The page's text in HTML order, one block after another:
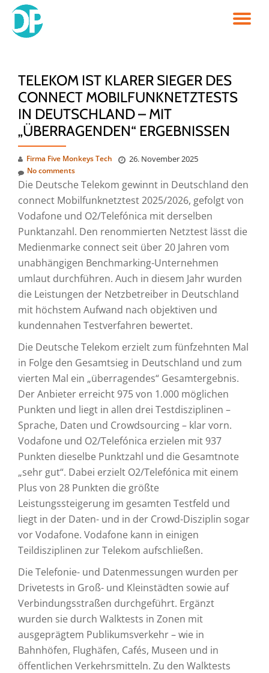
Skip
TELEKOM IST KLARER SIEGER DES
CONNECT MOBILFUNKNETZTESTS
IN DEUTSCHLAND – MIT
„ÜBERRAGENDEN“ ERGEBNISSEN
Firma Five Monkeys Tech 26. November 2025
No comments
Die Deutsche Telekom gewinnt in Deutschland den
connect Mobilfunknetztest 2025/2026, gefolgt von
Vodafone und O2/Telefónica mit derselben
Punktanzahl. Den renommierten Netztest lässt die
Medienmarke connect seit über 20 Jahren vom
unabhängigen Benchmarking-Unternehmen
umlaut durchführen. Auch in diesem Jahr wurden
die Leistungen der Netzbetreiber in Deutschland
mit höchstem Aufwand nach objektiven und
kundennahen Testverfahren bewertet.
Die Deutsche Telekom erzielt zum fünfzehnten Mal
in Folge den Gesamtsieg in Deutschland und zum
vierten Mal ein „überragendes“ Gesamtergebnis.
Der Anbieter erreicht 975 von 1.000 möglichen
Punkten und liegt in allen drei Testdisziplinen –
Sprache, Daten und Crowdsourcing – klar vorn.
Vodafone und O2/Telefónica erzielen mit 937
Punkten dieselbe Punktzahl und die Gesamtnote
„sehr gut“. Dabei erzielt O2/Telefónica mit einem
Plus von 28 Punkten die größte
Leistungssteigerung im gesamten Testfeld und
liegt in der Daten- und in der Crowd-Disziplin sogar
vor Vodafone. Vodafone kann in einigen
Teildisziplinen zur Telekom aufschließen.
Die Telefonie- und Datenmessungen wurden per
Drivetests in Groß- und Kleinstädten sowie auf
Verbindungsstraßen durchgeführt. Ergänzt
wurden sie durch Walktests in Zonen mit
ausgeprägtem Publikumsverkehr – wie in
Bahnhöfen, Flughäfen, Cafés, Museen und in
öffentlichen Verkehrsmitteln. Zu den Walktests